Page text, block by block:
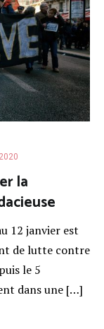
la
12 janvier est
de lutte contre
le 5
dans une […]